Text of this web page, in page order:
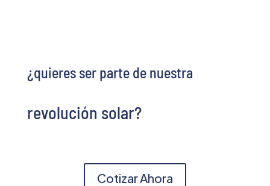
¿quieres ser parte de nuestra
revolución solar?
Cotizar Ahora